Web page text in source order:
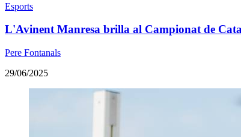
Esports
L'Avinent Manresa brilla al Campionat de
Pere Fontanals
29/06/2025